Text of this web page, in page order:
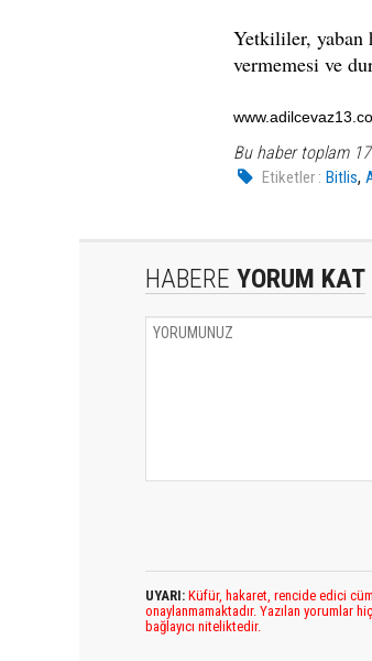
Yetkililer, yaban
vermemesi ve
Bu haber toplam
Etiketler : Bitlis,
HABERE YORUM KAT
UYARI: Küfür, hakaret, rencide edici
onaylanmamaktadır. Yazılan yorumlar
bağlayıcı niteliktedir.